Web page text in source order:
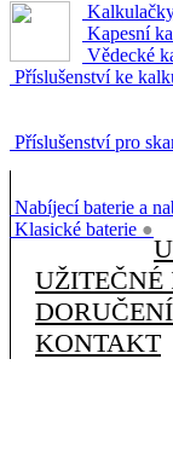
Kapesní
Vědecké
Příslušenství ke
Příslušenství pro
Nabíjecí baterie a
Klasické baterie ●
UŽITEČNÉ
KONTAKT